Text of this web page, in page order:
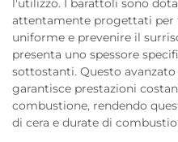
l'utilizzo. I barattoli sono
attentamente progettati per
uniforme e prevenire il
presenta uno spessore
sottostanti. Questo
garantisce prestazioni
combustione, rendendo
di cera e durate di